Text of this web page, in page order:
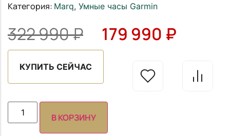
Категория: Marq, Умные часы Garmin
322 990₽ 179 990 ₽
КУПИТЬ СЕЙЧАС
В КОРЗИНУ